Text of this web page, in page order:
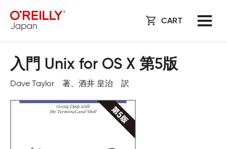
CART
入門 Unix for OS X 第5版
Dave Taylor 著、酒井 皇治 訳